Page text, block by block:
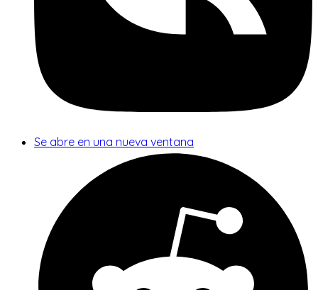
Se abre en una nueva ventana